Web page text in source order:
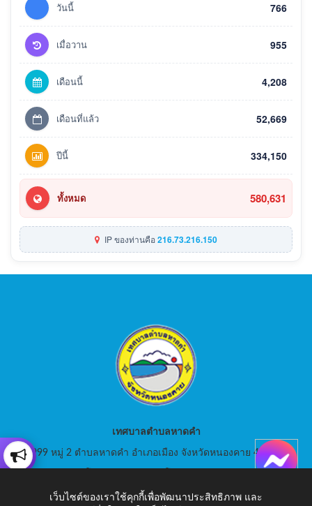
วันนี้ 766
เมื่อวาน 955
เดือนนี้ 4,208
เดือนที่แล้ว 52,669
ปีนี้ 334,150
ทั้งหมด 580,631
IP ของท่านคือ216.73.216.150
เทศบาลตำบลหาดคำ
999 หมู่ 2 ตำบลหาดคำ อำเภอเมือง จังหวัดหนองคาย 43000
E-Mail: saraban_05430105@dla.go.th
เว็บไซต์ของเราใช้คุกกี้เพื่อพัฒนาประสิทธิภาพ และ